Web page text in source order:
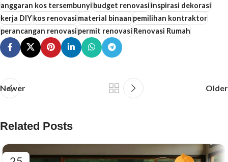
anggaran kos tersembunyibudget renovasiinspirasi dekorasi
kerja DIYkos renovasimaterial binaanpemilihan kontraktor
perancangan renovasipermit renovasiRenovasi Rumah
Newer Older
Related Posts